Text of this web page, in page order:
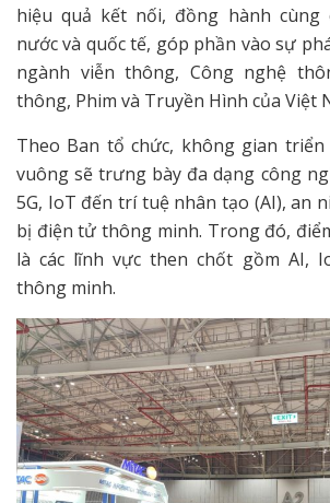
hiệu quả kết nối, đồng hành cùng
nước và quốc tế, góp phần vào sự
ngành viễn thông, Công nghệ
thông, Phim và Truyền Hình của Việt
Theo Ban tổ chức, không gian triển
vuông sẽ trưng bày đa dạng công
5G, IoT đến trí tuệ nhân tạo (AI), an
bị điện tử thông minh. Trong đó,
là các lĩnh vực then chốt gồm AI,
thông minh.